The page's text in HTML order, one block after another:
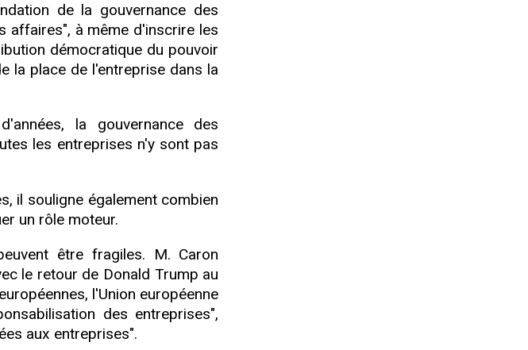
de la gouvernance des
affaires", à même d'inscrire les
démocratique du pouvoir
la place de l'entreprise dans la
la gouvernance des
les entreprises n'y sont pas
il souligne également combien
un rôle moteur.
être fragiles. M. Caron
le retour de Donald Trump au
l'Union européenne
des entreprises",
aux entreprises".